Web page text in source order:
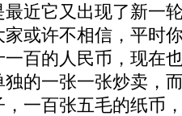
近它又出现了新一
或许不相信，平时
百的人民币，现在
的一张一张炒卖，
一百张五毛的纸币